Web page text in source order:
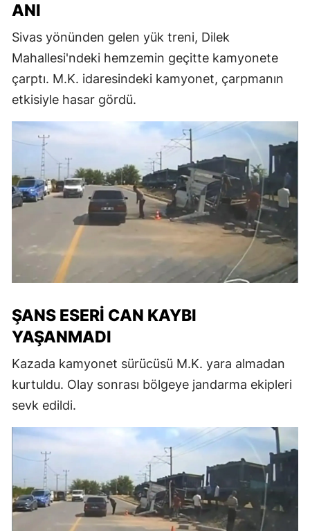
ANI
Sivas yönünden gelen yük treni, Dilek
Mahallesi'ndeki hemzemin geçitte kamyonete
çarptı. M.K. idaresindeki kamyonet, çarpmanın
etkisiyle hasar gördü.
ŞANS ESERI CAN KAYBI
YAŞANMADI
Kazada kamyonet sürücüsü M.K. yara almadan
kurtuldu. Olay sonrası bölgeye jandarma ekipleri
sevk edildi.